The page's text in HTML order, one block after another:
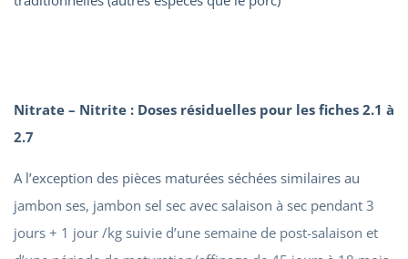
Nitrate – Nitrite : Doses résiduelles pour les fiches 2.1 à
2.7
A l’exception des pièces maturées séchées similaires au
jambon ses, jambon sel sec avec salaison à sec pendant 3
jours + 1 jour /kg suivie d’une semaine de post-salaison et